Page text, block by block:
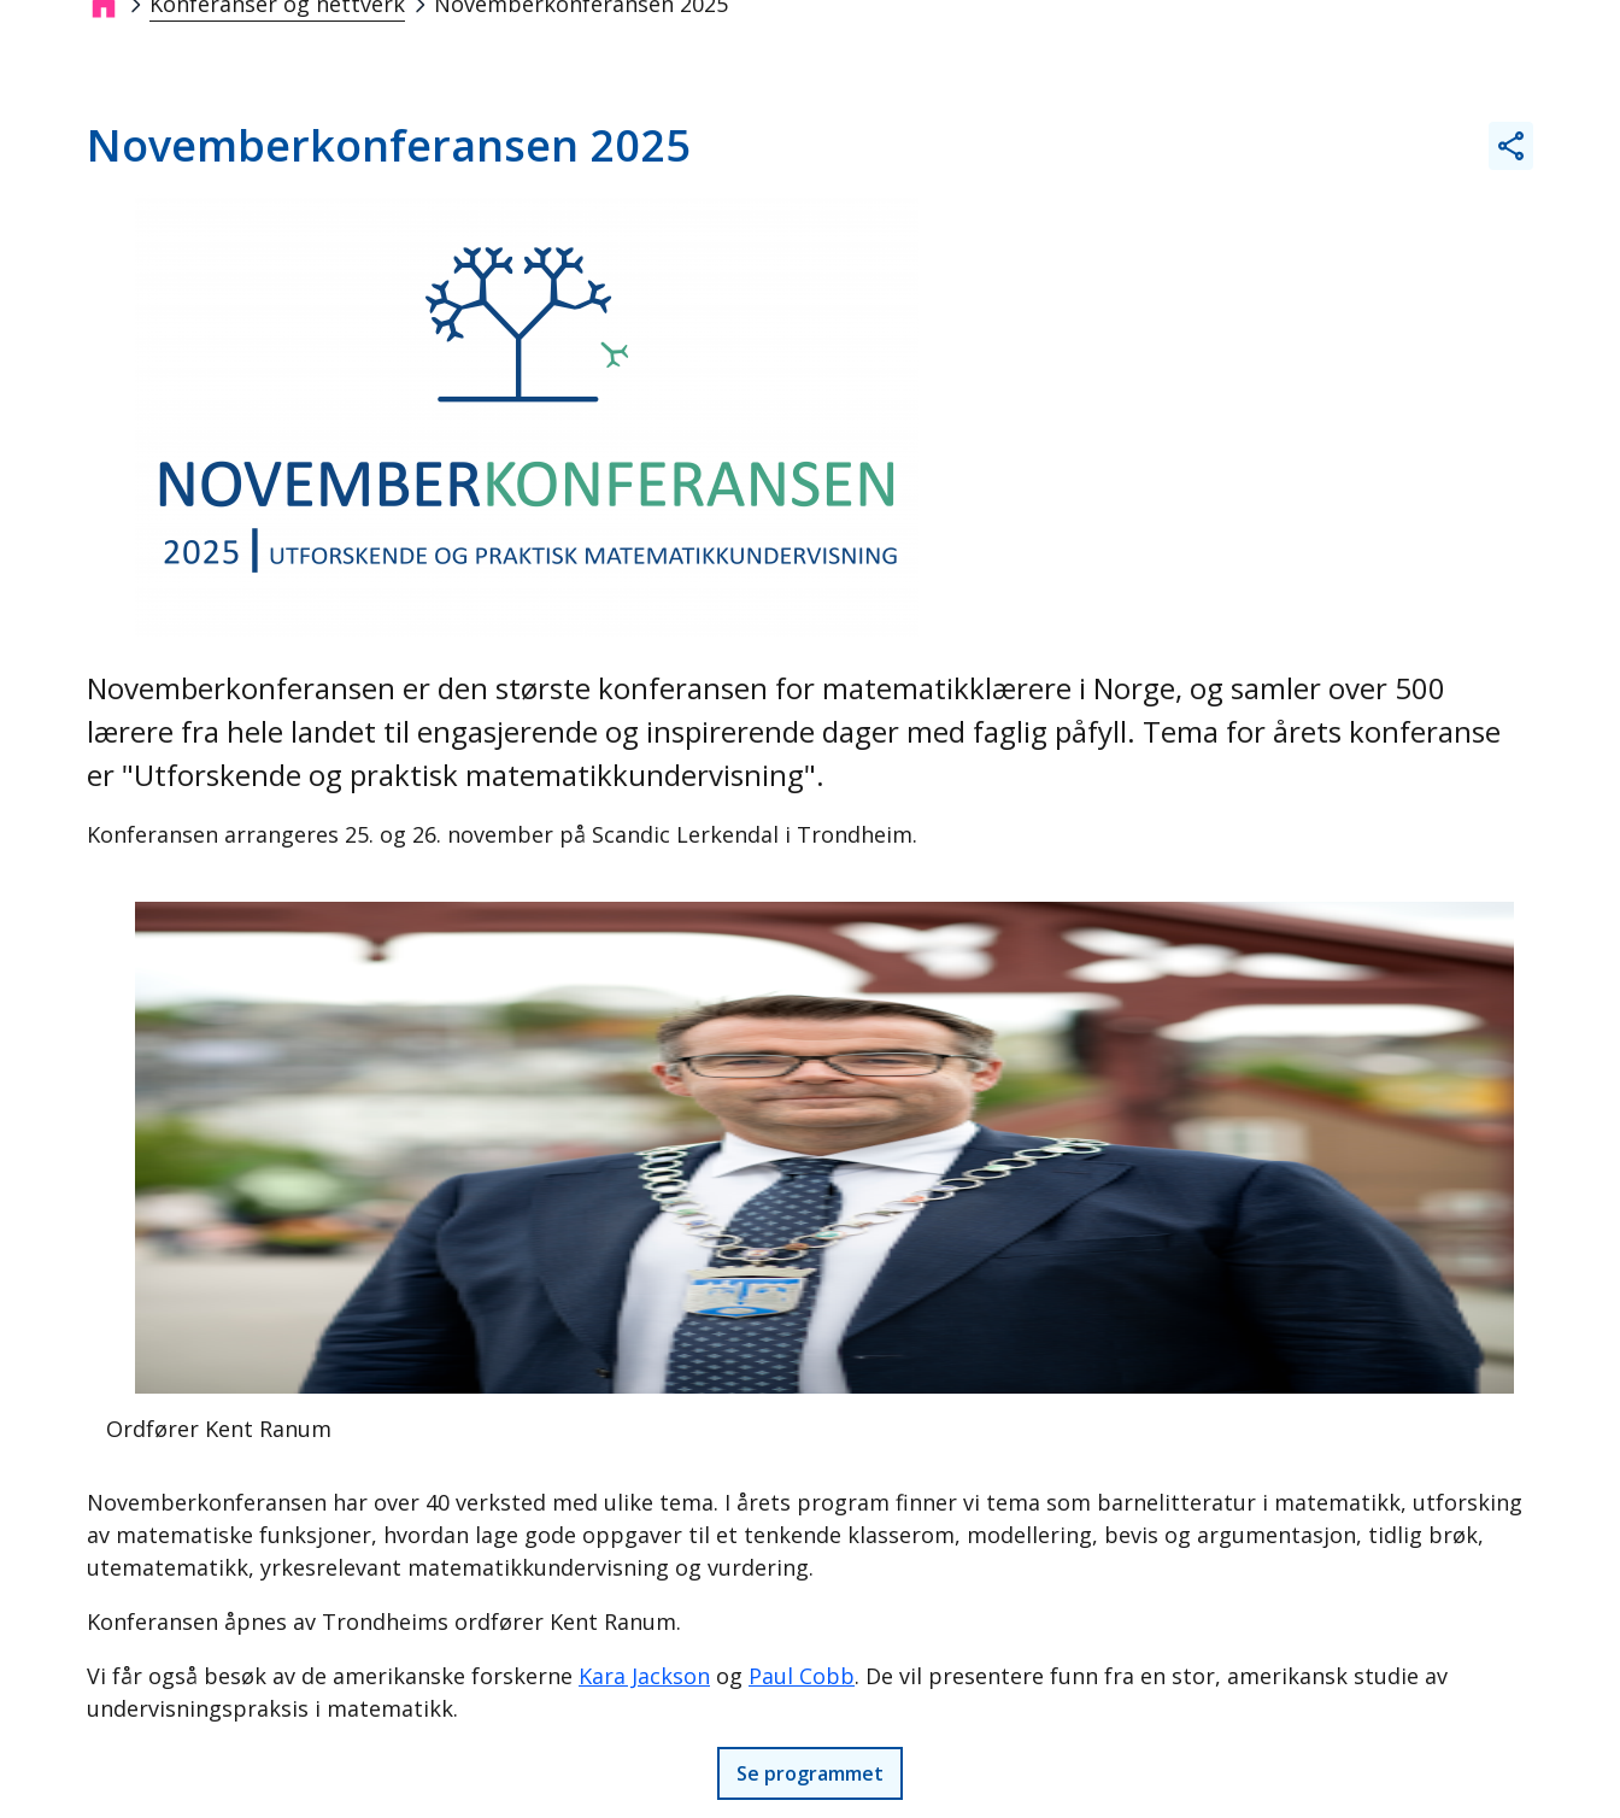
Breadcrumb
Novemberkonferansen 2025
Novemberkonferansen er den største konferansen for matematikklærere i Norge, og samler over 500
lærere fra hele landet til engasjerende og inspirerende dager med faglig påfyll. Tema for årets konferanse
er "Utforskende og praktisk matematikkundervisning".
Konferansen arrangeres 25. og 26. november på Scandic Lerkendal i Trondheim.
Ordfører Kent Ranum
Novemberkonferansen har over 40 verksted med ulike tema. I årets program finner vi tema som barnelitteratur i matematikk, utforsking
av matematiske funksjoner, hvordan lage gode oppgaver til et tenkende klasserom, modellering, bevis og argumentasjon, tidlig brøk,
utematematikk, yrkesrelevant matematikkundervisning og vurdering.
Konferansen åpnes av Trondheims ordfører Kent Ranum.
Vi får også besøk av de amerikanske forskerne Kara Jackson og Paul Cobb. De vil presentere funn fra en stor, amerikansk studie av
undervisningspraksis i matematikk.
Se programmet